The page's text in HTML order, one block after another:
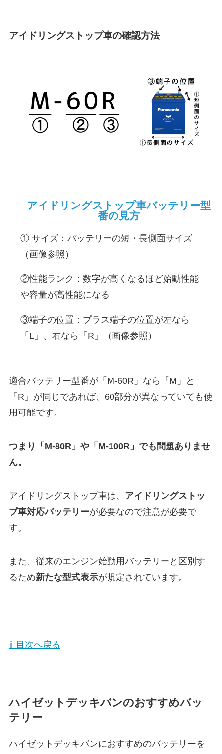
アイドリングストップ車の確認方法
アイドリングストップ車バッテリー型
番の見方
① サイズ：バッテリーの短・長側面サイズ
（画像参照）
②性能ランク：数字が高くなるほど始動性能
や容量が高性能になる
③端子の位置：プラス端子の位置が左なら
「L」、右なら「R」（画像参照）
適合バッテリー型番が「M-60R」なら「M」と
「R」が同じであれば、60部分が異なっていても使
用可能です。
つまり「M-80R」や「M-100R」でも問題ありませ
ん。
アイドリングストップ車は、 アイドリングストッ
プ車対応バッテリーが必要なので注意が必要で
す。
また、従来のエンジン始動用バッテリーと区別す
るため新たな型式表示が規定されています。
⇧ 目次へ戻る
ハイゼットデッキバンのおすすめバッ
テリー
ハイゼットデッキバンにおすすめのバッテリーを